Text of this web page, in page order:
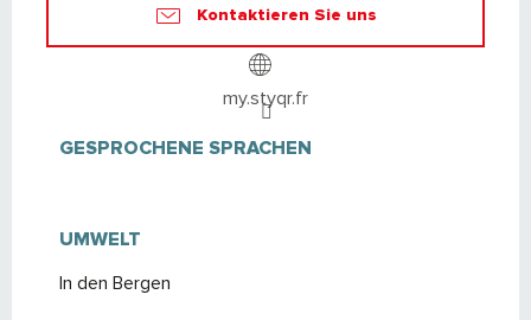
Kontaktieren Sie uns
my.styqr.fr
GESPROCHENE SPRACHEN
GESPROCHENE SPRACHEN
UMWELT
UMWELT
In den Bergen